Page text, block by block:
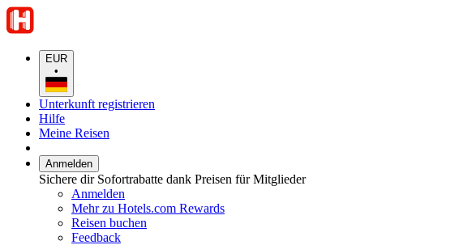
EUR
•
Unterkunft registrieren
Hilfe
Meine Reisen
Anmelden
Sichere dir Sofortrabatte dank Preisen für Mitglieder
Anmelden
Mehr zu Hotels.com Rewards
Reisen buchen
Feedback